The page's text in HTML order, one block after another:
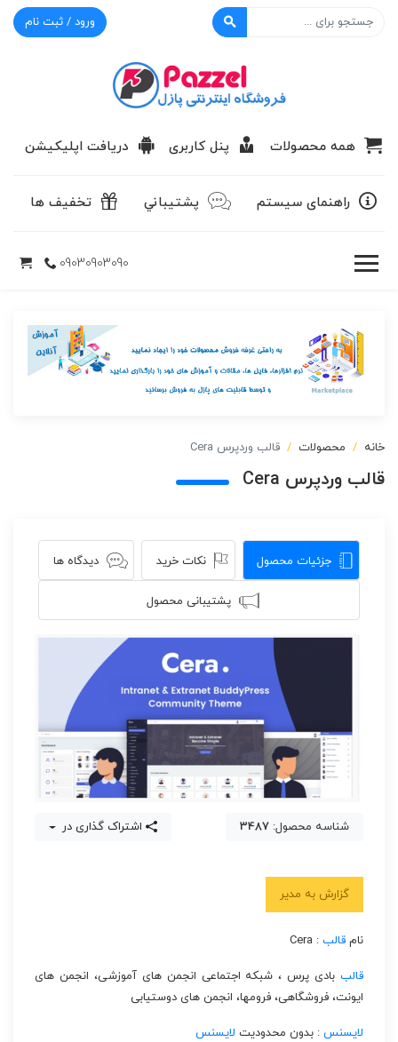
ورود / ثبت نام
همه محصولات پنل کاربری دریافت اپلیکیشن
راهنمای سیستم پشتيباني تخفیف ها
09030903090
خانه محصولات قالب وردپرس Cera
قالب وردپرس Cera
جزئیات محصول نکات خرید دیدگاه ها
پشتیبانی محصول
شناسه محصول: 3487 اشتراک گذاری در
گزارش به مدیر
نام قالب : Cera
قالب بادی پرس ، شبکه اجتماعی انجمن های آموزشی، انجمن های
ایونت، فروشگاهی، فرومها، انجمن های دوستیابی
لایسنس : بدون محدودیت لایسنس